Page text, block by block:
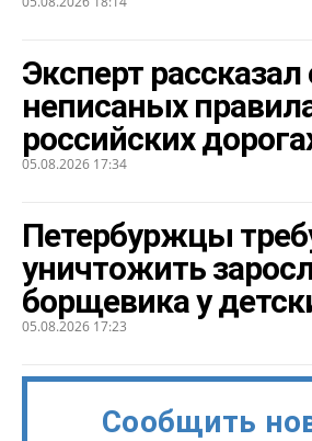
Эксперт рассказал
неписаных
российских
05.08.2026 17:34
Петербуржцы
уничтожить
борщевика у
05.08.2026 17:23
Сообщить